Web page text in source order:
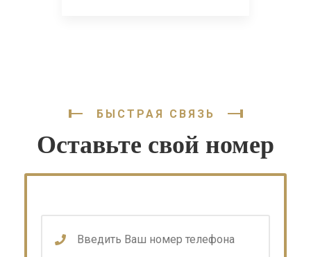
БЫСТРАЯ СВЯЗЬ
Оставьте свой номер